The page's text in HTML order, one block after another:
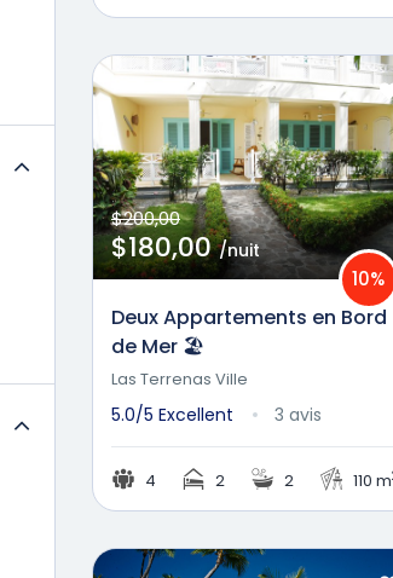
$200,00
$180,00/nuit
Deux Appartements en Bord
de Mer 🏖️
10%
Las Terrenas Ville
5.0/5 Excellent 3 avis
4 2 2 110 m